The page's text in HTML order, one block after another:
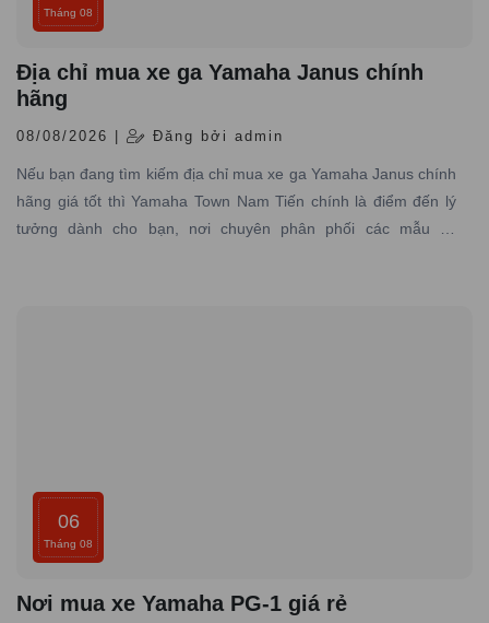
Tháng 08
Địa chỉ mua xe ga Yamaha Janus chính
hãng
08/08/2026 | Đăng bởi admin
Nếu bạn đang tìm kiếm địa chỉ mua xe ga Yamaha Janus chính
hãng giá tốt thì Yamaha Town Nam Tiến chính là điểm đến lý
tưởng dành cho bạn, nơi chuyên phân phối các mẫu xe
06
Tháng 08
Nơi mua xe Yamaha PG-1 giá rẻ